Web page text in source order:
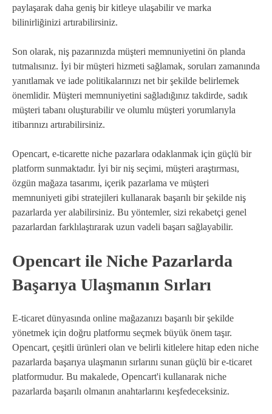
paylaşarak daha geniş bir kitleye ulaşabilir ve marka
bilinirliğinizi artırabilirsiniz.
Son olarak, niş pazarınızda müşteri memnuniyetini ön planda
tutmalısınız. İyi bir müşteri hizmeti sağlamak, soruları zamanında
yanıtlamak ve iade politikalarınızı net bir şekilde belirlemek
önemlidir. Müşteri memnuniyetini sağladığınız takdirde, sadık
müşteri tabanı oluşturabilir ve olumlu müşteri yorumlarıyla
itibarınızı artırabilirsiniz.
Opencart, e-ticarette niche pazarlara odaklanmak için güçlü bir
platform sunmaktadır. İyi bir niş seçimi, müşteri araştırması,
özgün mağaza tasarımı, içerik pazarlama ve müşteri
memnuniyeti gibi stratejileri kullanarak başarılı bir şekilde niş
pazarlarda yer alabilirsiniz. Bu yöntemler, sizi rekabetçi genel
pazarlardan farklılaştırarak uzun vadeli başarı sağlayabilir.
Opencart ile Niche Pazarlarda
Başarıya Ulaşmanın Sırları
E-ticaret dünyasında online mağazanızı başarılı bir şekilde
yönetmek için doğru platformu seçmek büyük önem taşır.
Opencart, çeşitli ürünleri olan ve belirli kitlelere hitap eden niche
pazarlarda başarıya ulaşmanın sırlarını sunan güçlü bir e-ticaret
platformudur. Bu makalede, Opencart'i kullanarak niche
pazarlarda başarılı olmanın anahtarlarını keşfedeceksiniz.